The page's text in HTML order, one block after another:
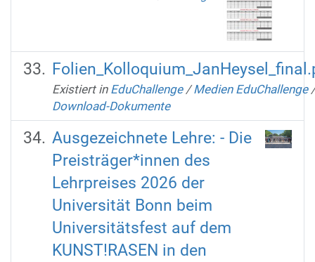
Existiert in EduChallenge /Medien EduChallenge /
Download-Dokumente
Ausgezeichnete Lehre: - Die
Preisträger*innen des
Lehrpreises 2026 der
Universität Bonn beim
Universitätsfest auf dem
KUNST!RASEN in den